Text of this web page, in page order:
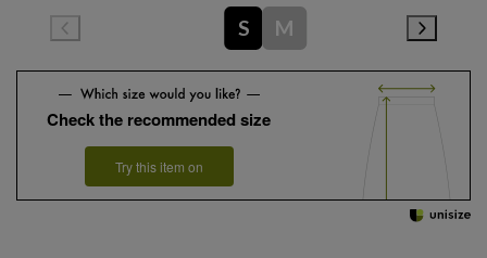
S M
Check the recommended size
Try this item on